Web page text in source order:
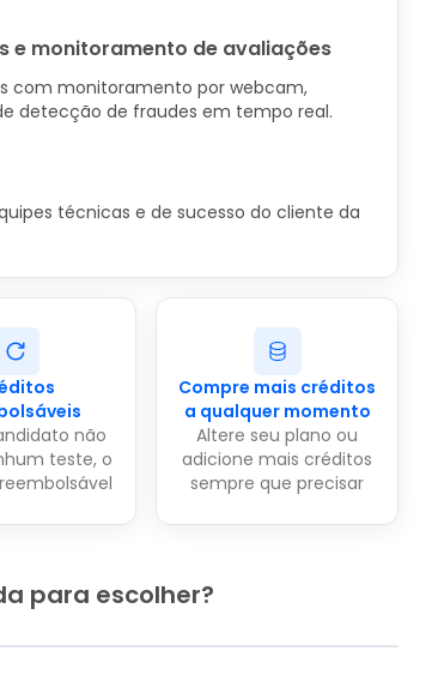
e monitoramento de avaliações
com monitoramento por webcam,
detecção de fraudes em tempo real.
técnicas e de sucesso do cliente da
não
teste, o
Compre mais créditos
a qualquer momento
Altere seu plano ou
adicione mais créditos
sempre que precisar
para escolher?